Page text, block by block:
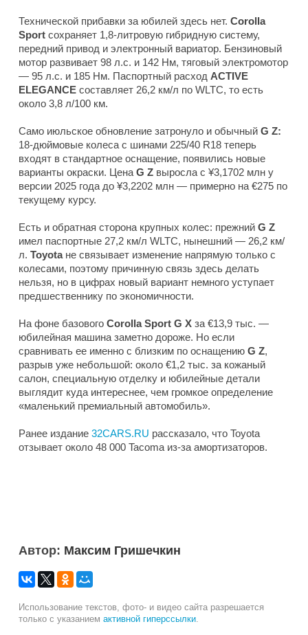
Технической прибавки за юбилей здесь нет. Corolla
Sport сохраняет 1,8-литровую гибридную систему,
передний привод и электронный вариатор. Бензиновый
мотор развивает 98 л.с. и 142 Нм, тяговый электромотор
— 95 л.с. и 185 Нм. Паспортный расход ACTIVE
ELEGANCE составляет 26,2 км/л по WLTC, то есть
около 3,8 л/100 км.
Само июльское обновление затронуло и обычный G Z:
18-дюймовые колеса с шинами 225/40 R18 теперь
входят в стандартное оснащение, появились новые
варианты окраски. Цена G Z выросла с ¥3,1702 млн у
версии 2025 года до ¥3,2202 млн — примерно на €275 по
текущему курсу.
Есть и обратная сторона крупных колес: прежний G Z
имел паспортные 27,2 км/л WLTC, нынешний — 26,2 км/
л. Toyotaне связывает изменение напрямую только с
колесами, поэтому причинную связь здесь делать
нельзя, но в цифрах новый вариант немного уступает
предшественнику по экономичности.
На фоне базового Corolla Sport G X за €13,9 тыс. —
юбилейная машина заметно дороже. Но если
сравнивать ее именно с близким по оснащению G Z,
разрыв уже небольшой: около €1,2 тыс. за кожаный
салон, специальную отделку и юбилейные детали
выглядит куда интереснее, чем громкое определение
«маленький премиальный автомобиль».
Ранее издание 32CARS.RU рассказало, что Toyota
отзывает около 48 000 Tacoma из-за амортизаторов.
Автор: Максим Гришечкин
Использование текстов, фото- и видео сайта разрешается
только с указанием активной гиперссылки